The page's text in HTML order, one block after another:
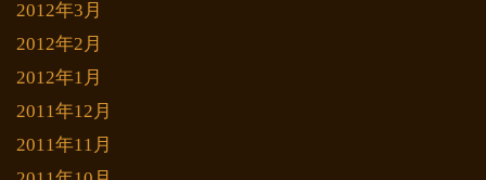
2012年3月
2012年2月
2012年1月
2011年12月
2011年11月